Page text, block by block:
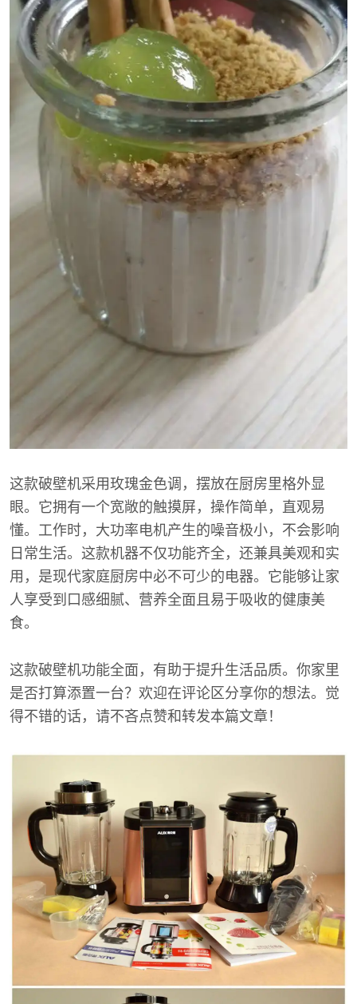
这款破壁机采用玫瑰金色调，摆放在厨房里格外显
眼。它拥有一个宽敞的触摸屏，操作简单，直观易
懂。工作时，大功率电机产生的噪音极小，不会影响
日常生活。这款机器不仅功能齐全，还兼具美观和实
用，是现代家庭厨房中必不可少的电器。它能够让家
人享受到口感细腻、营养全面且易于吸收的健康美
食。
这款破壁机功能全面，有助于提升生活品质。你家里
是否打算添置一台？欢迎在评论区分享你的想法。觉
得不错的话，请不吝点赞和转发本篇文章！